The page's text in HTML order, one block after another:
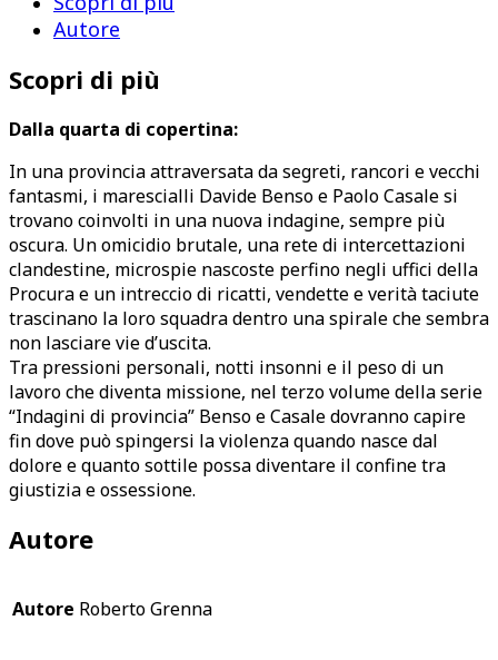
Autore
Scopri di più
Dalla quarta di copertina:
In una provincia attraversata da segreti, rancori e vecchi
fantasmi, i marescialli Davide Benso e Paolo Casale si
trovano coinvolti in una nuova indagine, sempre più
oscura. Un omicidio brutale, una rete di intercettazioni
clandestine, microspie nascoste perfino negli uffici della
Procura e un intreccio di ricatti, vendette e verità taciute
trascinano la loro squadra dentro una spirale che sembra
non lasciare vie d’uscita.
Tra pressioni personali, notti insonni e il peso di un
lavoro che diventa missione, nel terzo volume della serie
“Indagini di provincia” Benso e Casale dovranno capire
fin dove può spingersi la violenza quando nasce dal
dolore e quanto sottile possa diventare il confine tra
giustizia e ossessione.
Autore
Autore Roberto Grenna